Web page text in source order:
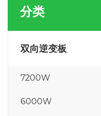
分类
双向逆变板
7200W
6000W